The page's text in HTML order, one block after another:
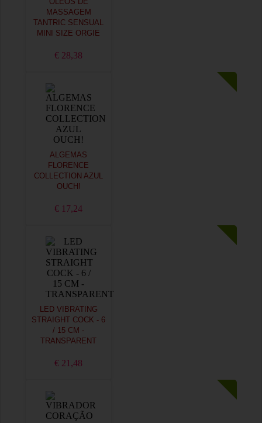
ÓLEOS DE
MASSAGEM
TANTRIC SENSUAL
MINI SIZE ORGIE
€ 28,38
ALGEMAS
FLORENCE
COLLECTION AZUL
OUCH!
€ 17,24
LED VIBRATING
STRAIGHT COCK - 6
/ 15 CM -
TRANSPARENT
€ 21,48